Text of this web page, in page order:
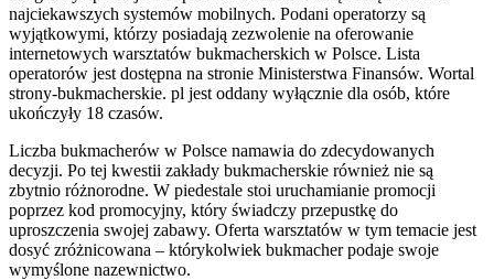
najciekawszych systemów mobilnych. Podani operatorzy są
wyjątkowymi, którzy posiadają zezwolenie na oferowanie
internetowych warsztatów bukmacherskich w Polsce. Lista
operatorów jest dostępna na stronie Ministerstwa Finansów. Wortal
strony-bukmacherskie. pl jest oddany wyłącznie dla osób, które
ukończyły 18 czasów.
Liczba bukmacherów w Polsce namawia do zdecydowanych
decyzji. Po tej kwestii zakłady bukmacherskie również nie są
zbytnio różnorodne. W piedestale stoi uruchamianie promocji
poprzez kod promocyjny, który świadczy przepustkę do
uproszczenia swojej zabawy. Oferta warsztatów w tym temacie jest
dosyć zróżnicowana – którykolwiek bukmacher podaje swoje
wymyślone nazewnictwo.